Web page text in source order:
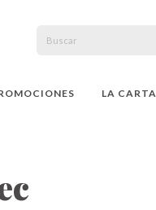
LA CARTA